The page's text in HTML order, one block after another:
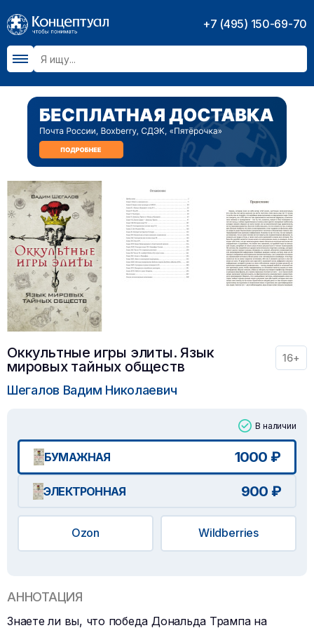
+7 (495) 150-69-70
Оккультные игры элиты. Язык
мировых тайных обществ
16+
Шегалов Вадим Николаевич
В наличии
БУМАЖНАЯ 1000 ₽
ЭЛЕКТРОННАЯ 900 ₽
Ozon Wildberries
АННОТАЦИЯ
Знаете ли вы, что победа Дональда Трампа на